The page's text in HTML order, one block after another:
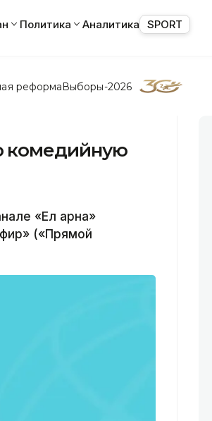
Политика Аналитика SPORT
реформаВыборы-2026
комедийную
«Ел арна»
(«Прямой